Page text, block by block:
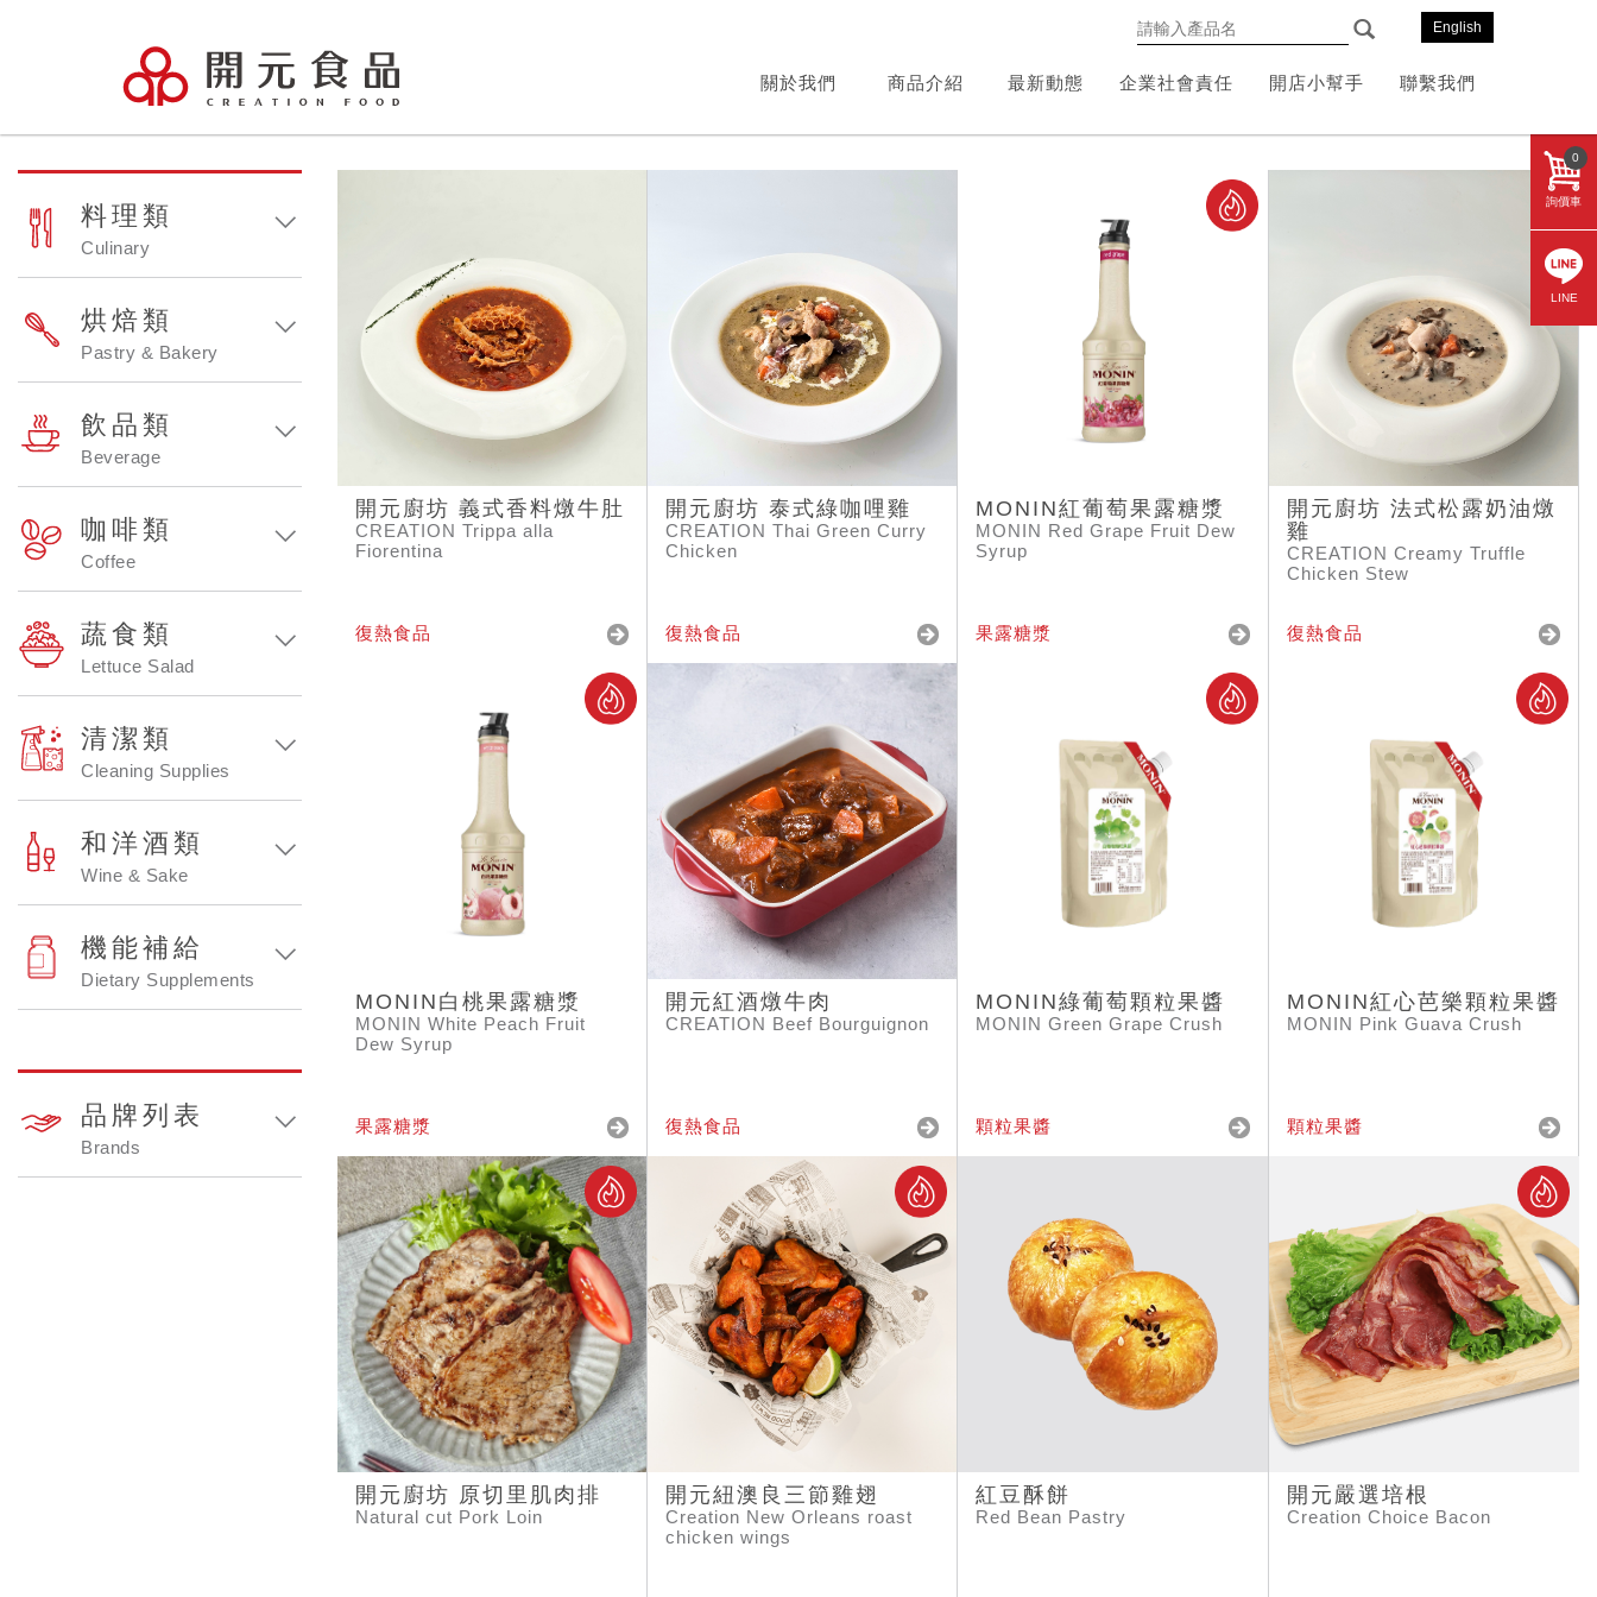
關於我們 商品介紹 最新動態 企業社會責任 開店小幫手 聯繫我們
English
料理類
Culinary
烘焙類
Pastry & Bakery
飲品類
Beverage
咖啡類
Coffee
蔬食類
Lettuce Salad
清潔類
Cleaning Supplies
和洋酒類
Wine & Sake
機能補給
Dietary Supplements
品牌列表
Brands
開元廚坊 義式香料燉牛肚
CREATION Trippa alla
Fiorentina
復熱食品
開元廚坊 泰式綠咖哩雞
CREATION Thai Green Curry
Chicken
復熱食品
MONIN紅葡萄果露糖漿
MONIN Red Grape Fruit Dew
Syrup
果露糖漿
開元廚坊 法式松露奶油燉
雞
CREATION Creamy Truffle
Chicken Stew
復熱食品
MONIN白桃果露糖漿
MONIN White Peach Fruit
Dew Syrup
果露糖漿
開元紅酒燉牛肉
CREATION Beef Bourguignon
復熱食品
MONIN綠葡萄顆粒果醬
MONIN Green Grape Crush
顆粒果醬
MONIN紅心芭樂顆粒果醬
MONIN Pink Guava Crush
顆粒果醬
開元廚坊 原切里肌肉排
Natural cut Pork Loin
開元紐澳良三節雞翅
Creation New Orleans roast
chicken wings
紅豆酥餅
Red Bean Pastry
開元嚴選培根
Creation Choice Bacon
詢價車
0
LINE